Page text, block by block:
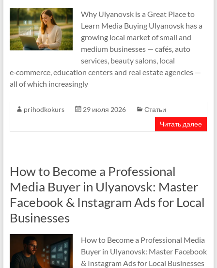
Why Ulyanovsk is a Great Place to
Learn Media Buying Ulyanovsk has a
growing local market of small and
medium businesses — cafés, auto
services, beauty salons, local
e‑commerce, education centers and real estate agencies —
all of which increasingly
prihodkokurs 29 июля 2026
Статьи
Читать далее
How to Become a Professional
Media Buyer in Ulyanovsk: Master
Facebook & Instagram Ads for Local
Businesses
How to Become a Professional Media
Buyer in Ulyanovsk: Master Facebook
& Instagram Ads for Local Businesses